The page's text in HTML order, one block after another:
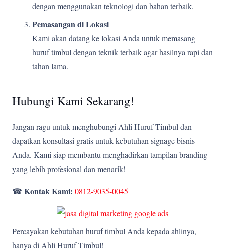
dengan menggunakan teknologi dan bahan terbaik.
Pemasangan di Lokasi
Kami akan datang ke lokasi Anda untuk memasang
huruf timbul dengan teknik terbaik agar hasilnya rapi dan
tahan lama.
Hubungi Kami Sekarang!
Jangan ragu untuk menghubungi Ahli Huruf Timbul dan
dapatkan konsultasi gratis untuk kebutuhan signage bisnis
Anda. Kami siap membantu menghadirkan tampilan branding
yang lebih profesional dan menarik!
☎ Kontak Kami: 0812-9035-0045
Percayakan kebutuhan huruf timbul Anda kepada ahlinya,
hanya di Ahli Huruf Timbul!